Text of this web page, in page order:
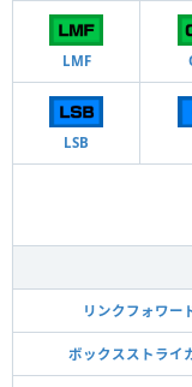
LMF
LSB
リンクフォワー
ボックスストライ